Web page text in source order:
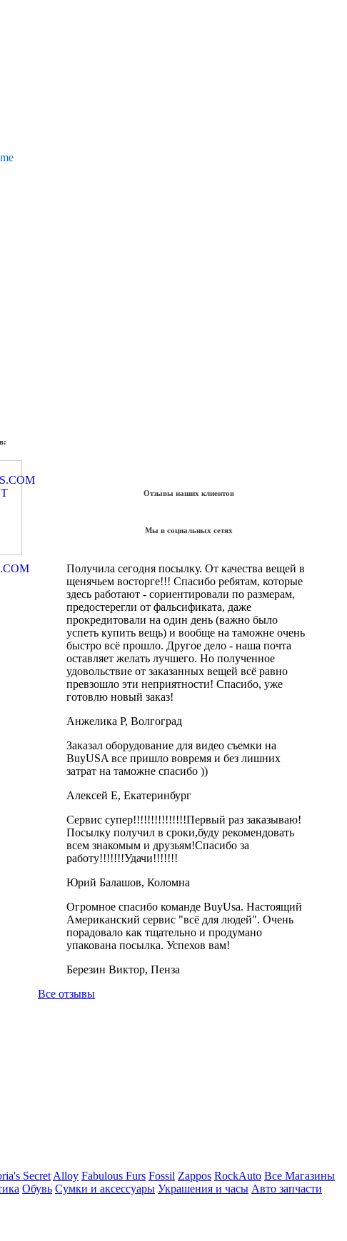
Отзывы наших клиентов
Мы в социальных сетях
Получила сегодня посылку. От качества вещей в
щенячьем восторге!!! Спасибо ребятам, которые
здесь работают - сориентировали по размерам,
предостерегли от фальсификата, даже
прокредитовали на один день (важно было
успеть купить вещь) и вообще на таможне очень
быстро всё прошло. Другое дело - наша почта
оставляет желать лучшего. Но полученное
удовольствие от заказанных вещей всё равно
превзошло эти неприятности! Спасибо, уже
готовлю новый заказ!
Анжелика Р, Волгоград
Заказал оборудование для видео съемки на
BuyUSA все пришло вовремя и без лишних
затрат на таможне спасибо ))
Алексей Е, Екатеринбург
Сервис супер!!!!!!!!!!!!!!!Первый раз заказываю!
Посылку получил в сроки,буду рекомендовать
всем знакомым и друзьям!Спасибо за
работу!!!!!!!Удачи!!!!!!!
Юрий Балашов, Коломна
Огромное спасибо команде BuyUsa. Настоящий
Американский сервис "всё для людей". Очень
порадовало как тщательно и продумано
упакована посылка. Успехов вам!
Березин Виктор, Пенза
Все отзывы
Secret Alloy Fabulous Furs Fossil Zappos RockAuto Все Магазины
Обувь Сумки и аксессуары Украшения и часы Авто запчасти